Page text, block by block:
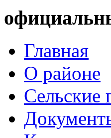
Главная
О районе
Сельские